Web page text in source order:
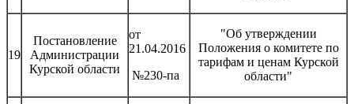
19
Постановление
Администрации
Курской области
от
21.04.2016
№230-па
"Об утверждении
Положения о комитете по
тарифам и ценам Курской
области"